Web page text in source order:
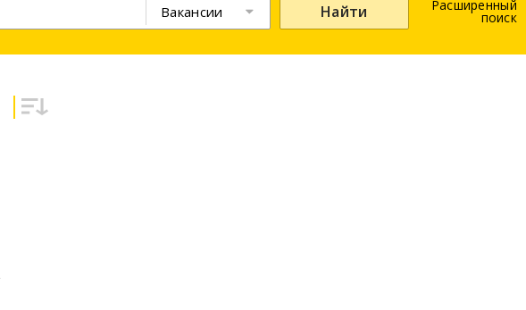
Вакансии Найти Расширенный
поиск